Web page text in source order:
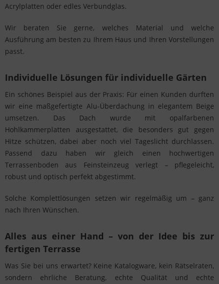
Acrylplatten oder edles Verbundglas.
Wir beraten Sie gerne, welches Material und welche
Ausführung am besten zu Ihrem Haus und Ihren Vorstellungen
passt.
Individuelle Lösungen für individuelle Gärten
Ein schönes Beispiel aus der Praxis: Für einen Kunden durften
wir eine maßgefertigte Alu-Überdachung in elegantem Beige
umsetzen. Das Dach wurde mit opalfarbenen
Hohlkammerplatten ausgestattet, die besonders gut gegen
Hitze schützen, dabei aber noch viel Tageslicht durchlassen.
Passend dazu haben wir gleich einen hochwertigen
Terrassenboden aus Feinsteinzeug verlegt – pflegeleicht,
robust und optisch perfekt abgestimmt.
Solche Komplettlösungen setzen wir regelmäßig um – ganz
nach Ihren Wünschen.
Alles aus einer Hand – von der Idee bis zur
fertigen Terrasse
Was Sie bei uns erwartet? Keine Katalogware, kein Rätselraten,
sondern ehrliche Beratung, echte Qualität und echte